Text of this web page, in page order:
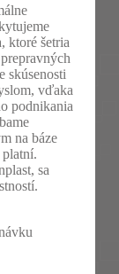
ktoré šetria
skúsenosti
vďaka
podnikania
na báze
sa